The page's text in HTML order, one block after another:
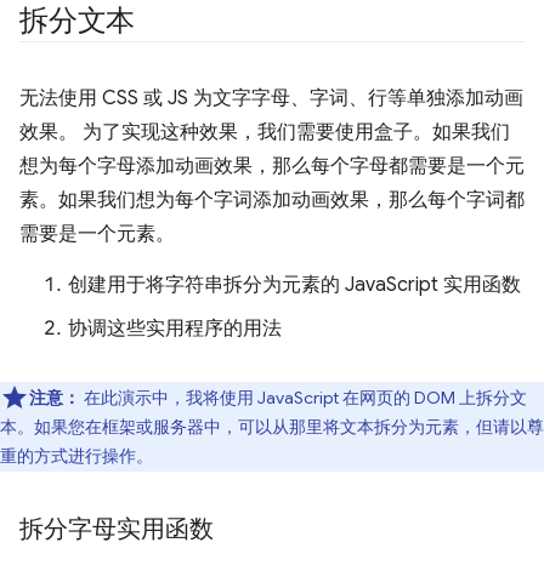
拆分文本
无法使用 CSS 或 JS 为文字字母、字词、行等单独添加动画
效果。 为了实现这种效果，我们需要使用盒子。如果我们
想为每个字母添加动画效果，那么每个字母都需要是一个元
素。如果我们想为每个字词添加动画效果，那么每个字词都
需要是一个元素。
创建用于将字符串拆分为元素的 JavaScript 实用函数
协调这些实用程序的用法
注意： 在此演示中，我将使用 JavaScript 在网页的 DOM 上拆分文
本。如果您在框架或服务器中，可以从那里将文本拆分为元素，但请以尊
重的方式进行操作。
拆分字母实用函数